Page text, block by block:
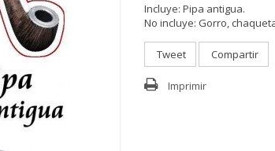
Incluye: Pipa antigua.
No incluye: Gorro,
Tweet Compartir
Imprimir